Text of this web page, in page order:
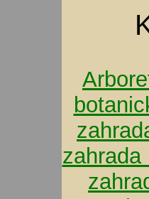
zahrada